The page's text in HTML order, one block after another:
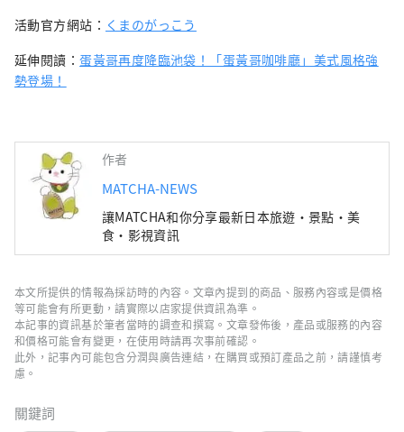
活動官方網站： くまのがっこう
延伸閱讀：蛋黃哥再度降臨池袋！「蛋黃哥咖啡廳」美式風格強
勢登場！
作者
MATCHA-NEWS
讓MATCHA和你分享最新日本旅遊・景點・美
食・影視資訊
本文所提供的情報為採訪時的內容。文章內提到的商品、服務內容或是價格
等可能會有所更動，請實際以店家提供資訊為準。
本記事的資訊基於筆者當時的調查和撰寫。文章發佈後，產品或服務的內容
和價格可能會有變更，在使用時請再次事前確認。
此外，記事內可能包含分潤與廣告連結，在購買或預訂產品之前，請謹慎考
慮。
關鍵詞